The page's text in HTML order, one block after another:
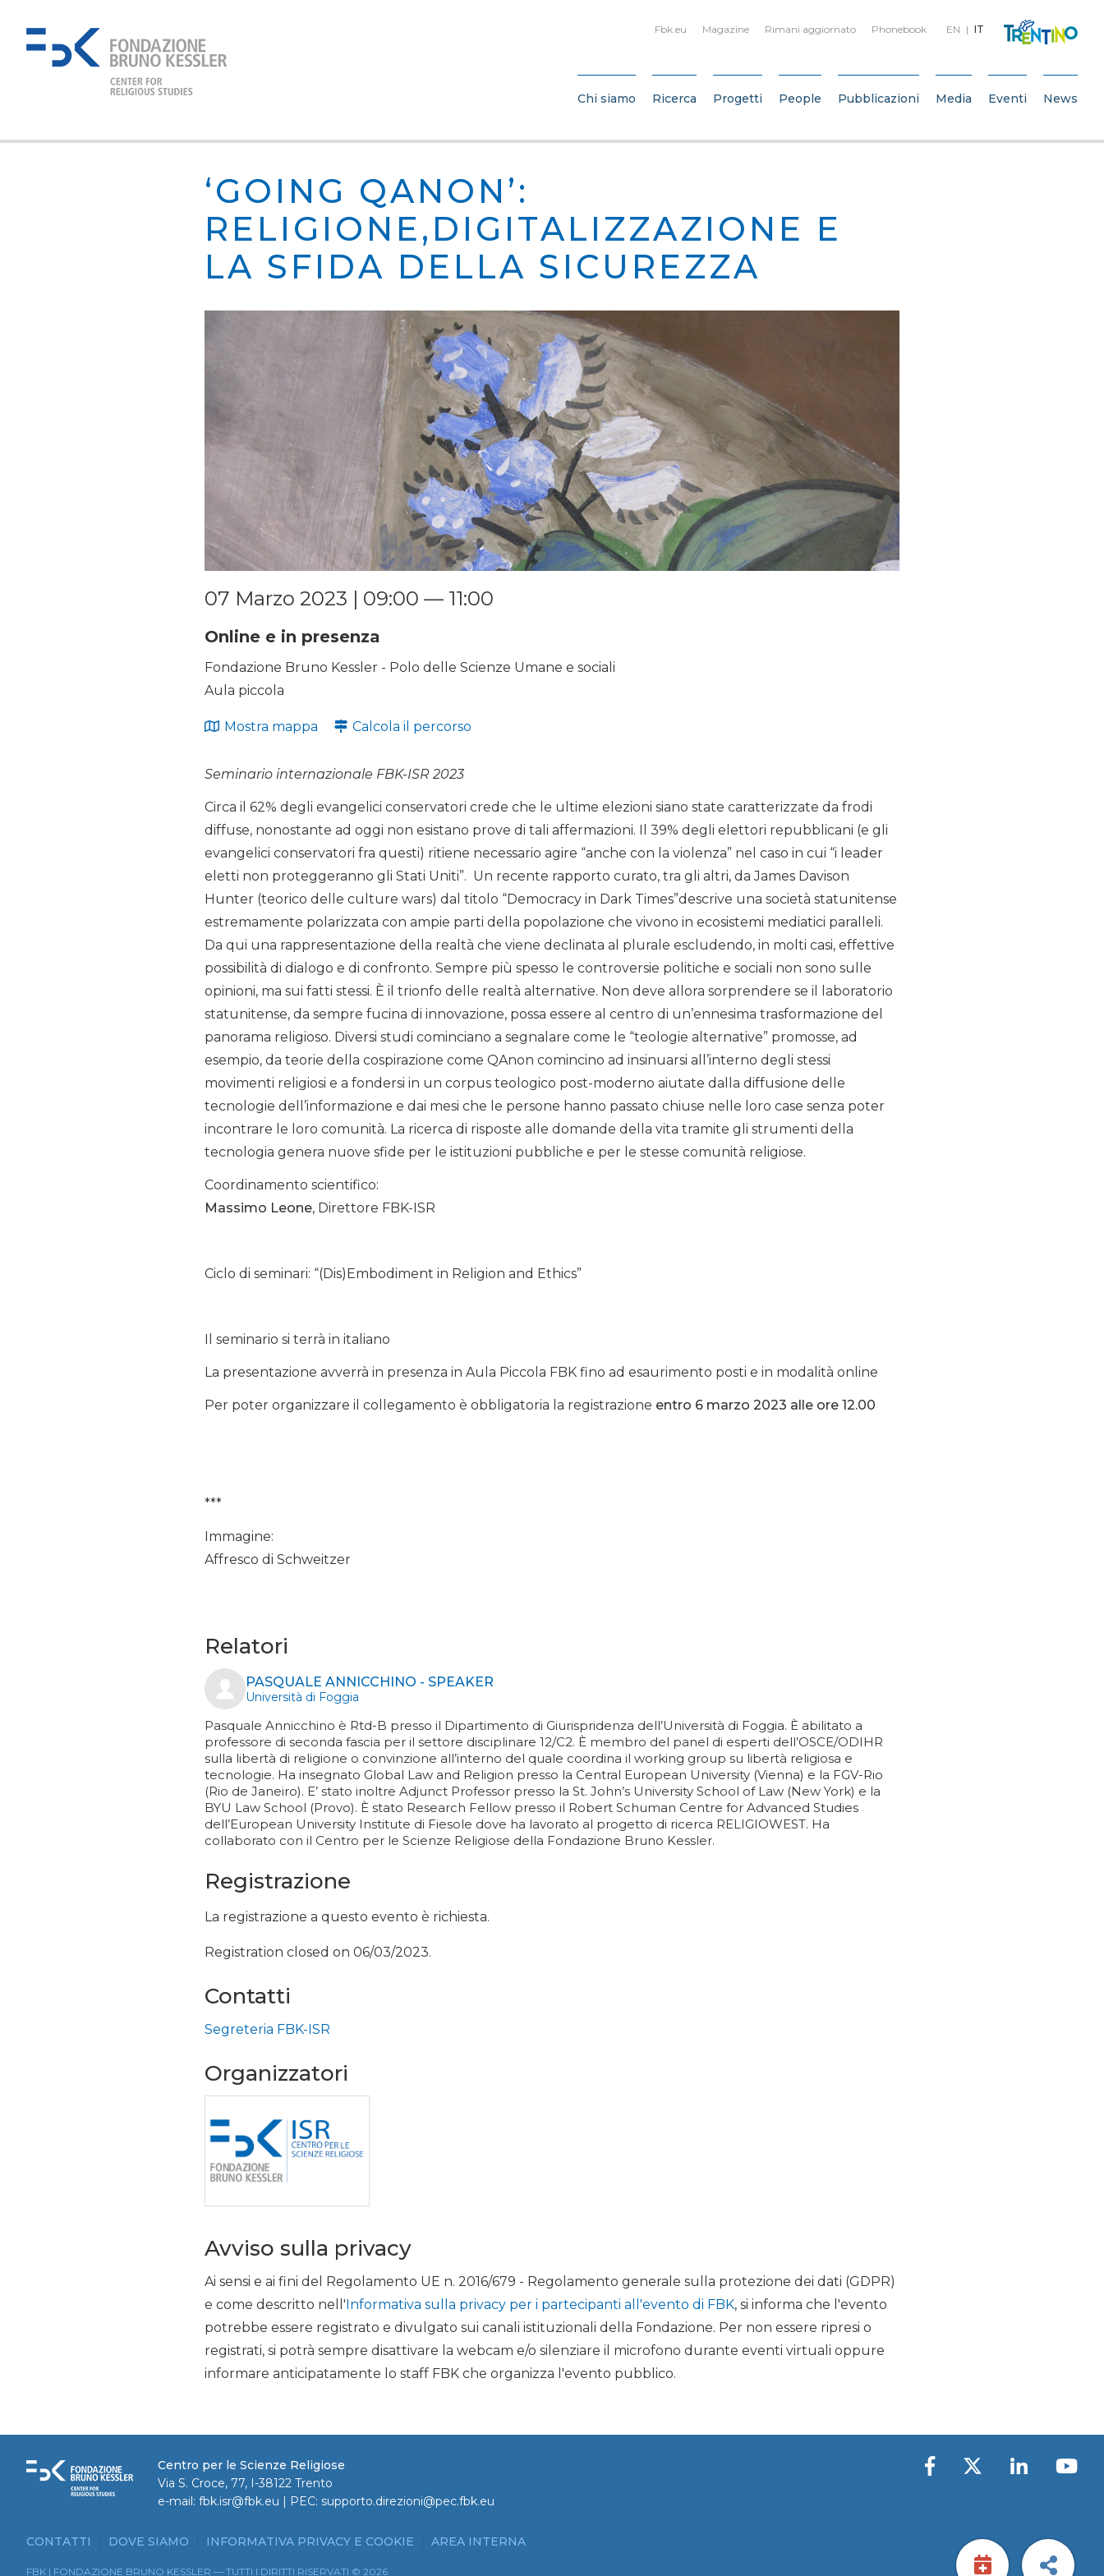
EN IT
Fbk.eu Magazine Rimani aggiornato Phonebook
Chi siamo Ricerca Progetti People Pubblicazioni Media Eventi News
‘GOING QANON’:
RELIGIONE,DIGITALIZZAZIONE E
LA SFIDA DELLA SICUREZZA
07 Marzo 2023 | 09:00 — 11:00
Online e in presenza
Fondazione Bruno Kessler - Polo delle Scienze Umane e sociali
Aula piccola
Mostra mappa Calcola il percorso
Seminario internazionale FBK-ISR 2023
Circa il 62% degli evangelici conservatori crede che le ultime elezioni siano state caratterizzate da frodi
diffuse, nonostante ad oggi non esistano prove di tali affermazioni. Il 39% degli elettori repubblicani (e gli
evangelici conservatori fra questi) ritiene necessario agire “anche con la violenza” nel caso in cui “i leader
eletti non proteggeranno gli Stati Uniti”. Un recente rapporto curato, tra gli altri, da James Davison
Hunter (teorico delle culture wars) dal titolo “Democracy in Dark Times”descrive una società statunitense
estremamente polarizzata con ampie parti della popolazione che vivono in ecosistemi mediatici paralleli.
Da qui una rappresentazione della realtà che viene declinata al plurale escludendo, in molti casi, effettive
possibilità di dialogo e di confronto. Sempre più spesso le controversie politiche e sociali non sono sulle
opinioni, ma sui fatti stessi. È il trionfo delle realtà alternative. Non deve allora sorprendere se il laboratorio
statunitense, da sempre fucina di innovazione, possa essere al centro di un’ennesima trasformazione del
panorama religioso. Diversi studi cominciano a segnalare come le “teologie alternative” promosse, ad
esempio, da teorie della cospirazione come QAnon comincino ad insinuarsi all’interno degli stessi
movimenti religiosi e a fondersi in un corpus teologico post-moderno aiutate dalla diffusione delle
tecnologie dell’informazione e dai mesi che le persone hanno passato chiuse nelle loro case senza poter
incontrare le loro comunità. La ricerca di risposte alle domande della vita tramite gli strumenti della
tecnologia genera nuove sfide per le istituzioni pubbliche e per le stesse comunità religiose.
Coordinamento scientifico:
Massimo Leone, Direttore FBK-ISR
Ciclo di seminari: “(Dis)Embodiment in Religion and Ethics”
Il seminario si terrà in italiano
La presentazione avverrà in presenza in Aula Piccola FBK fino ad esaurimento posti e in modalità online
Per poter organizzare il collegamento è obbligatoria la registrazione entro 6 marzo 2023 alle ore 12.00
***
Immagine:
Affresco di Schweitzer
Relatori
PASQUALE ANNICCHINO - SPEAKER
Università di Foggia
Pasquale Annicchino è Rtd-B presso il Dipartimento di Giurispridenza dell’Università di Foggia. È abilitato a
professore di seconda fascia per il settore disciplinare 12/C2. È membro del panel di esperti dell’OSCE/ODIHR
sulla libertà di religione o convinzione all’interno del quale coordina il working group su libertà religiosa e
tecnologie. Ha insegnato Global Law and Religion presso la Central European University (Vienna) e la FGV-Rio
(Rio de Janeiro). E’ stato inoltre Adjunct Professor presso la St. John’s University School of Law (New York) e la
BYU Law School (Provo). È stato Research Fellow presso il Robert Schuman Centre for Advanced Studies
dell’European University Institute di Fiesole dove ha lavorato al progetto di ricerca RELIGIOWEST. Ha
collaborato con il Centro per le Scienze Religiose della Fondazione Bruno Kessler.
Registrazione
La registrazione a questo evento è richiesta.
Registration closed on 06/03/2023.
Contatti
Segreteria FBK-ISR
Organizzatori
Avviso sulla privacy
Ai sensi e ai fini del Regolamento UE n. 2016/679 - Regolamento generale sulla protezione dei dati (GDPR)
e come descritto nell' Informativa sulla privacy per i partecipanti all'evento di FBK, si informa che l'evento
potrebbe essere registrato e divulgato sui canali istituzionali della Fondazione. Per non essere ripresi o
registrati, si potrà sempre disattivare la webcam e/o silenziare il microfono durante eventi virtuali oppure
informare anticipatamente lo staff FBK che organizza l'evento pubblico.
Centro per le Scienze Religiose
Via S. Croce, 77, I-38122 Trento
e-mail: fbk.isr@fbk.eu | PEC: supporto.direzioni@pec.fbk.eu
CONTATTI DOVE SIAMO INFORMATIVA PRIVACY E COOKIE AREA INTERNA
FBK | FONDAZIONE BRUNO KESSLER — TUTTI I DIRITTI RISERVATI © 2026